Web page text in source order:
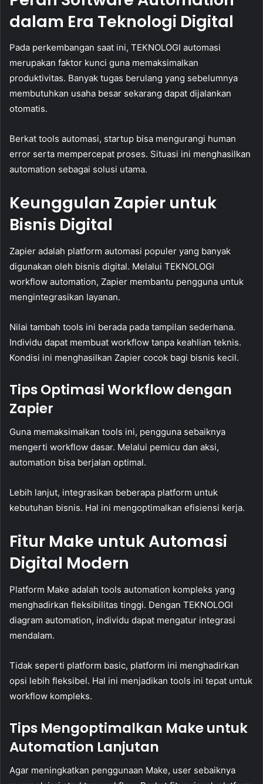
dalam Era Teknologi Digital
Pada perkembangan saat ini, TEKNOLOGI automasi
merupakan faktor kunci guna memaksimalkan
produktivitas. Banyak tugas berulang yang sebelumnya
membutuhkan usaha besar sekarang dapat dijalankan
otomatis.
Berkat tools automasi, startup bisa mengurangi human
error serta mempercepat proses. Situasi ini menghasilkan
automation sebagai solusi utama.
Keunggulan Zapier untuk
Bisnis Digital
Zapier adalah platform automasi populer yang banyak
digunakan oleh bisnis digital. Melalui TEKNOLOGI
workflow automation, Zapier membantu pengguna untuk
mengintegrasikan layanan.
Nilai tambah tools ini berada pada tampilan sederhana.
Individu dapat membuat workflow tanpa keahlian teknis.
Kondisi ini menghasilkan Zapier cocok bagi bisnis kecil.
Tips Optimasi Workflow dengan
Zapier
Guna memaksimalkan tools ini, pengguna sebaiknya
mengerti workflow dasar. Melalui pemicu dan aksi,
automation bisa berjalan optimal.
Lebih lanjut, integrasikan beberapa platform untuk
kebutuhan bisnis. Hal ini mengoptimalkan efisiensi kerja.
Fitur Make untuk Automasi
Digital Modern
Platform Make adalah tools automation kompleks yang
menghadirkan fleksibilitas tinggi. Dengan TEKNOLOGI
diagram automation, individu dapat mengatur integrasi
mendalam.
Tidak seperti platform basic, platform ini menghadirkan
opsi lebih fleksibel. Hal ini menjadikan tools ini tepat untuk
workflow kompleks.
Tips Mengoptimalkan Make untuk
Automation Lanjutan
Agar meningkatkan penggunaan Make, user sebaiknya